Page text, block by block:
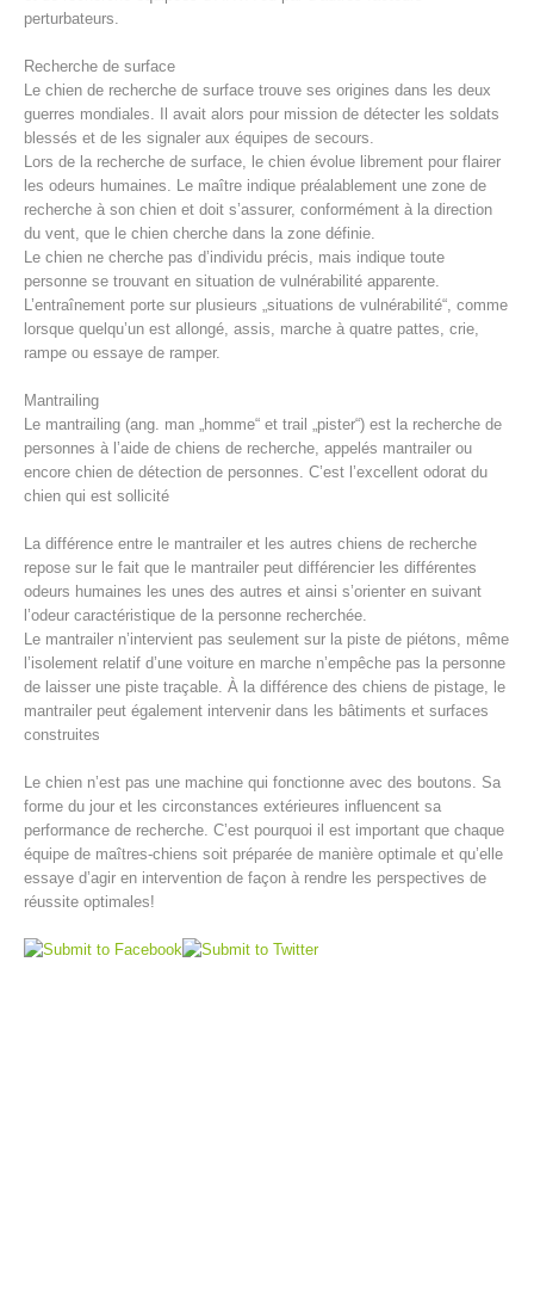
Direction
Procédure d'alarme
perturbateurs.
Recherche de surface
Le chien de recherche de surface trouve ses origines dans les deux
guerres mondiales. Il avait alors pour mission de détecter les soldats
blessés et de les signaler aux équipes de secours.
Lors de la recherche de surface, le chien évolue librement pour flairer
les odeurs humaines. Le maître indique préalablement une zone de
recherche à son chien et doit s’assurer, conformément à la direction
du vent, que le chien cherche dans la zone définie.
Le chien ne cherche pas d’individu précis, mais indique toute
personne se trouvant en situation de vulnérabilité apparente.
L’entraînement porte sur plusieurs „situations de vulnérabilité“, comme
lorsque quelqu’un est allongé, assis, marche à quatre pattes, crie,
rampe ou essaye de ramper.
Mantrailing
Le mantrailing (ang. man „homme“ et trail „pister“) est la recherche de
personnes à l’aide de chiens de recherche, appelés mantrailer ou
encore chien de détection de personnes. C’est l’excellent odorat du
chien qui est sollicité
La différence entre le mantrailer et les autres chiens de recherche
repose sur le fait que le mantrailer peut différencier les différentes
odeurs humaines les unes des autres et ainsi s’orienter en suivant
l’odeur caractéristique de la personne recherchée.
Le mantrailer n’intervient pas seulement sur la piste de piétons, même
l’isolement relatif d’une voiture en marche n’empêche pas la personne
de laisser une piste traçable. À la différence des chiens de pistage, le
mantrailer peut également intervenir dans les bâtiments et surfaces
construites
Le chien n’est pas une machine qui fonctionne avec des boutons. Sa
forme du jour et les circonstances extérieures influencent sa
performance de recherche. C’est pourquoi il est important que chaque
équipe de maîtres-chiens soit préparée de manière optimale et qu’elle
essaye d’agir en intervention de façon à rendre les perspectives de
réussite optimales!